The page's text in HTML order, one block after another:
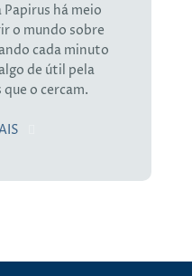
há meio
o mundo sobre
cada minuto
de útil pela
o cercam.